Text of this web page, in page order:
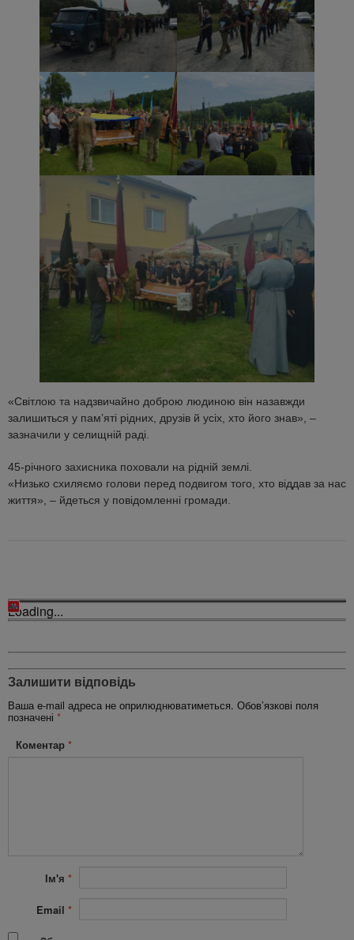
«Світлою та надзвичайно доброю людиною він назавжди
залишиться у памʼяті рідних, друзів й усіх, хто його знав», –
зазначили у селищній раді.
45-річного захисника поховали на рідній землі.
«Низько схиляємо голови перед подвигом того, хто віддав за нас
життя», – йдеться у повідомленні громади.
Loading...
Залишити відповідь
Ваша e-mail адреса не оприлюднюватиметься. Обов’язкові поля
позначені *
Коментар *
Ім'я *
Email *